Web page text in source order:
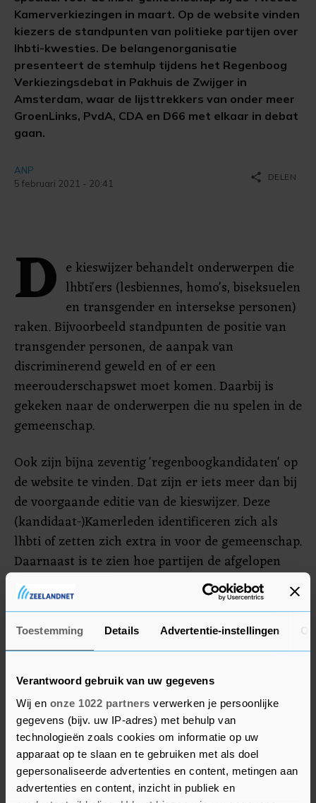
Toestemming Details Advertentie-instellingen
Verantwoord gebruik van uw gegevens
Wij en onze 1022 partners verwerken je persoonlijke
gegevens (bijv. uw IP-adres) met behulp van
technologieën zoals cookies om informatie op uw
apparaat op te slaan en te gebruiken met als doel
gepersonaliseerde advertenties en content, metingen aan
advertenties en content, inzicht in publiek en
Kamerverkiezingen in maart. Op de website vinden
kiezers de standpunten van politieke partijen over
lhbti-kwesties. De belangenorganisatie
presenteert de stemhulp tijdens het Regenboog
Verkiezingsdebat in Pakhuis de Zwijger in
Amsterdam, waar de lijsttrekkers van onder meer
GroenLinks, PvdA, CDA en D66 met elkaar in debat
gaan.
ANP
5 februari 2021 - 20:41
share DELEN
D e kieswijzer behandelt onderwerpen die
lhbti'ers (lesbiennes, homo's, biseksuelen
en transgender en intersekse personen)
raken. Bijvoorbeeld standpunten de positie van
transgender personen, de aanpak van
discriminerend geweld en of er een
meerouderschapswet moet komen. Daarbij is
gekeken naar de onderwerpen die nu spelen in de
gemeenschap.
Ook zijn bijna zeventig 'regenboogkandidaten' op
de website te vinden. Dat zijn er iets meer dan bij
de voorgaande editie van de kieswijzer. Deze
(kandidaat-)Kamerleden identificeren zich als
lhbti of zetten zich extra in voor de gemeenschap.
Daarnaast is te zien hoe partijen de afgelopen
tijd stemden over lhbti-kwesties in de Kamer.
Alle partijen met minstens één zetel in de Kamer
of in recente opiniepeilingen zijn benaderd om
mee te doen aan de speciale kieswijzer. Tot nu
toe hebben PVV, ChristenUnie, SGP, DENK, Forum
voor Democratie en JA21 niet gereageerd.